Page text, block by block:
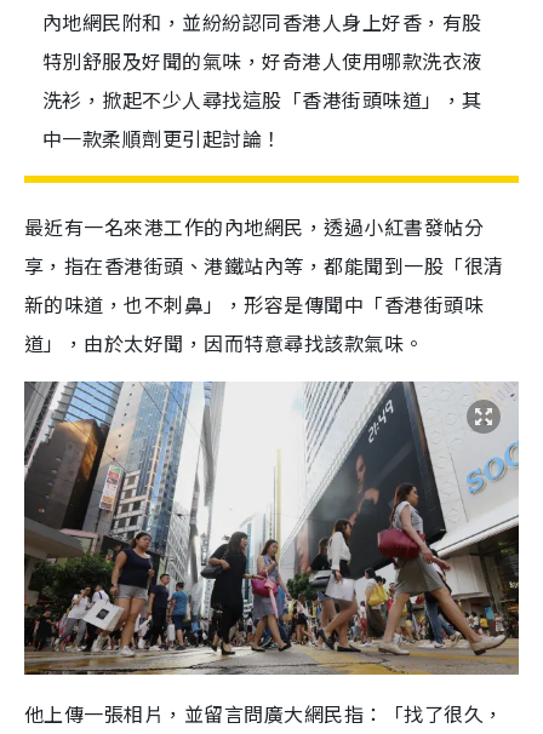
內地網民附和，並紛紛認同香港人身上好香，有股
特別舒服及好聞的氣味，好奇港人使用哪款洗衣液
洗衫，掀起不少人尋找這股「香港街頭味道」，其
中一款柔順劑更引起討論！
最近有一名來港工作的內地網民，透過小紅書發帖分
享，指在香港街頭、港鐵站內等，都能聞到一股「很清
新的味道，也不刺鼻」，形容是傳聞中「香港街頭味
道」，由於太好聞，因而特意尋找該款氣味。
他上傳一張相片，並留言問廣大網民指：「找了很久，